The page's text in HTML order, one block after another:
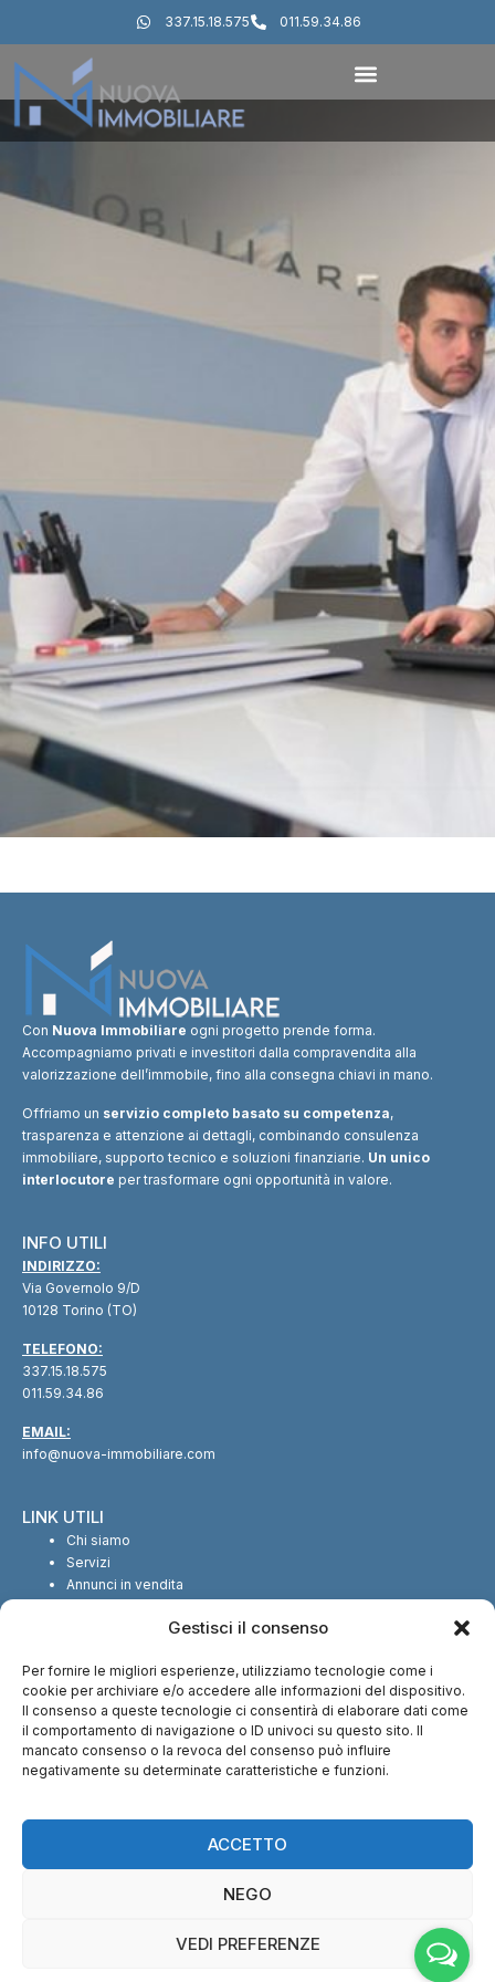
Gestisci il consenso
Per fornire le migliori esperienze, utilizziamo tecnologie come i
cookie per archiviare e/o accedere alle informazioni del dispositivo.
Il consenso a queste tecnologie ci consentirà di elaborare dati come
il comportamento di navigazione o ID univoci su questo sito. Il
mancato consenso o la revoca del consenso può influire
negativamente su determinate caratteristiche e funzioni.
ACCETTO
NEGO
VEDI PREFERENZE
337.15.18.575 011.59.34.86
Con Nuova Immobiliare ogni progetto prende forma.
Accompagniamo privati e investitori dalla compravendita alla
valorizzazione dell’immobile, fino alla consegna chiavi in mano.
Offriamo un servizio completo basato su competenza,
trasparenza e attenzione ai dettagli, combinando consulenza
immobiliare, supporto tecnico e soluzioni finanziarie. Un unico
interlocutore per trasformare ogni opportunità in valore.
INFO UTILI
INDIRIZZO:
Via Governolo 9/D
10128 Torino (TO)
TELEFONO:
337.15.18.575
011.59.34.86
EMAIL:
info@nuova-immobiliare.com
LINK UTILI
Chi siamo
Servizi
Annunci in vendita
SEGUICI SUI SOCIAL
CI TROVI ANCHE SU:
© Copyright 2013 – 2026 Nuova Immobiliare di Fabio Serralunga | Tutti i